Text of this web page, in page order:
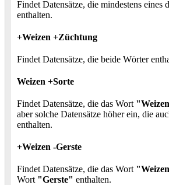
Findet Datensätze, die mindestens eines
enthalten.
+Weizen +Züchtung
Findet Datensätze, die beide Wörter
Weizen +Sorte
Findet Datensätze, die das Wort
aber solche Datensätze höher ein, die
enthalten.
+Weizen -Gerste
Findet Datensätze, die das Wort
Wort "Gerste" enthalten.